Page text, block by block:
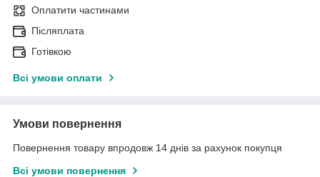
Оплатити частинами
Післяплата
Готівкою
Всі умови оплати
Умови повернення
Повернення товару впродовж 14 днів за рахунок покупця
Всі умови повернення